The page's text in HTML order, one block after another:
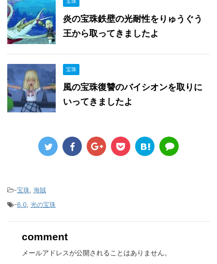
炎の宝珠鉄壁の光耐性をりゅうぐう
王から取ってきましたよ
宝珠
風の宝珠復讐のバイシオンを取りに
いってきましたよ
-宝珠, 海賊
-6.0, 光の宝珠
comment
メールアドレスが公開されることはありません。